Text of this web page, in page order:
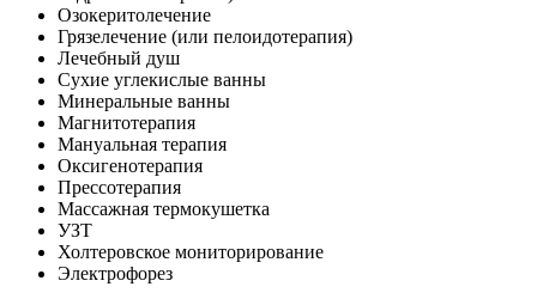
Озокеритолечение
Грязелечение (или пелоидотерапия)
Лечебный душ
Сухие углекислые ванны
Минеральные ванны
Магнитотерапия
Мануальная терапия
Оксигенотерапия
Прессотерапия
Массажная термокушетка
УЗТ
Холтеровское мониторирование
Электрофорез